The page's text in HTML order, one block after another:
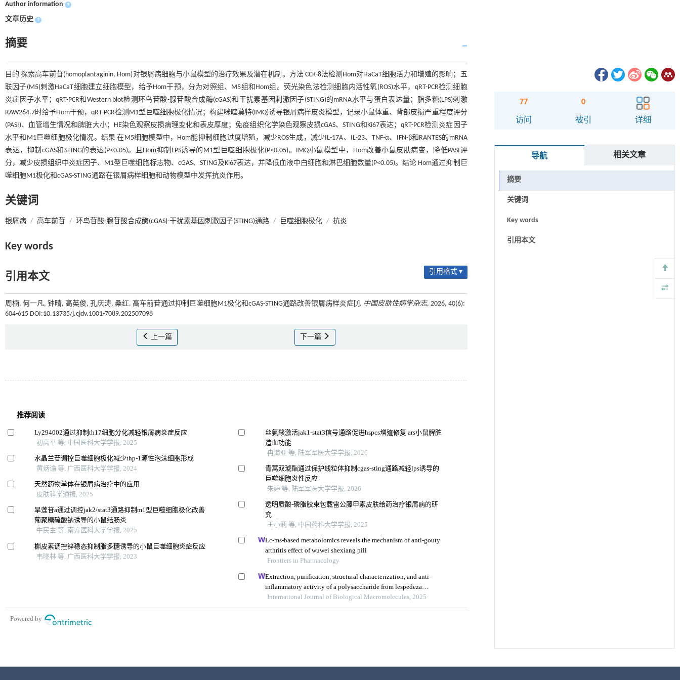
Author information +
文章历史 +
摘要
目的 探索高车前苷(homoplantaginin, Hom)对银屑病细胞与小鼠模型的治疗效果及潜在机制。方法 CCK-8法检测Hom对HaCaT细胞活力和增殖的影响；五
联因子(M5)刺激HaCaT细胞建立细胞模型，给予Hom干预，分为对照组、M5组和Hom组。荧光染色法检测细胞内活性氧(ROS)水平，qRT-PCR检测细胞
炎症因子水平；qRT-PCR和Western blot检测环鸟苷酸-腺苷酸合成酶(cGAS)和干扰素基因刺激因子(STING)的mRNA水平与蛋白表达量；脂多糖(LPS)刺激
RAW264.7时给予Hom干预，qRT-PCR检测M1型巨噬细胞极化情况；构建咪喹莫特(IMQ)诱导银屑病样皮炎模型，记录小鼠体重、背部皮损严重程度评分
(PASI)、血管增生情况和脾脏大小；HE染色观察皮损病理变化和表皮厚度；免疫组织化学染色观察皮损cGAS、STING和Ki67表达；qRT-PCR检测炎症因子
水平和M1巨噬细胞极化情况。结果 在M5细胞模型中，Hom能抑制细胞过度增殖，减少ROS生成，减少IL-17A、IL-23、TNF-α、IFN-β和RANTES的mRNA
表达，抑制cGAS和STING的表达(P<0.05)。且Hom抑制LPS诱导的M1型巨噬细胞极化(P<0.05)。IMQ小鼠模型中，Hom改善小鼠皮肤病变，降低PASI评
分，减少皮损组织中炎症因子、M1型巨噬细胞标志物、cGAS、STING及Ki67表达，并降低血液中白细胞和淋巴细胞数量(P<0.05)。结论 Hom通过抑制巨
噬细胞M1极化和cGAS-STING通路在银屑病样细胞和动物模型中发挥抗炎作用。
关键词
银屑病 / 高车前苷 / 环鸟苷酸-腺苷酸合成酶(cGAS)-干扰素基因刺激因子(STING)通路 / 巨噬细胞极化 / 抗炎
Key words
引用本文 引用格式 ▾
周楠, 何一凡, 钟晴, 高英俊, 孔庆涛, 桑红. 高车前苷通过抑制巨噬细胞M1极化和cGAS-STING通路改善银屑病样炎症[J]. 中国皮肤性病学杂志, 2026, 40(6):
604-615 DOI:10.13735/j.cjdv.1001-7089.202507098
上一篇 下一篇
77
访问
0
被引 详细
导航 相关文章
摘要
关键词
Key words
引用本文